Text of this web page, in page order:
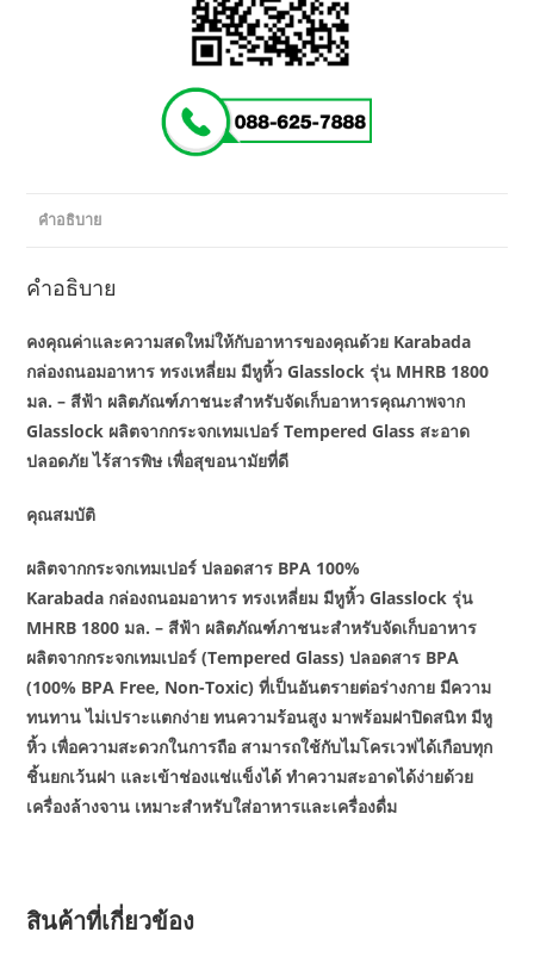
คำอธิบาย
คำอธิบาย
คงคุณค่าและความสดใหม่ให้กับอาหารของคุณด้วย Karabada
กล่องถนอมอาหาร ทรงเหลี่ยม มีหูหิ้ว Glasslock รุ่น MHRB 1800
มล. – สีฟ้า ผลิตภัณฑ์ภาชนะสำหรับจัดเก็บอาหารคุณภาพจาก
Glasslock ผลิตจากกระจกเทมเปอร์ Tempered Glass สะอาด
ปลอดภัย ไร้สารพิษ เพื่อสุขอนามัยที่ดี
คุณสมบัติ
ผลิตจากกระจกเทมเปอร์ ปลอดสาร BPA 100%
Karabada กล่องถนอมอาหาร ทรงเหลี่ยม มีหูหิ้ว Glasslock รุ่น
MHRB 1800 มล. – สีฟ้า ผลิตภัณฑ์ภาชนะสำหรับจัดเก็บอาหาร
ผลิตจากกระจกเทมเปอร์ (Tempered Glass) ปลอดสาร BPA
(100% BPA Free, Non-Toxic) ที่เป็นอันตรายต่อร่างกาย มีความ
ทนทาน ไม่เปราะแตกง่าย ทนความร้อนสูง มาพร้อมฝาปิดสนิท มีหู
หิ้ว เพื่อความสะดวกในการถือ สามารถใช้กับไมโครเวฟได้เกือบทุก
ชิ้นยกเว้นฝา และเข้าช่องแช่แข็งได้ ทำความสะอาดได้ง่ายด้วย
เครื่องล้างจาน เหมาะสำหรับใส่อาหารและเครื่องดื่ม
สินค้าที่เกี่ยวข้อง